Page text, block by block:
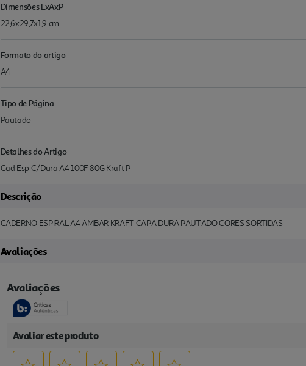
Dimensões LxAxP
22,6x29,7x1,9 cm
Formato do artigo
A4
Tipo de Página
Pautado
Detalhes do Artigo
Cad Esp C/Dura A4 100F 80G Kraft P
Descrição
CADERNO ESPIRAL A4 AMBAR KRAFT CAPA DURA PAUTADO CORES SORTIDAS
Avaliações